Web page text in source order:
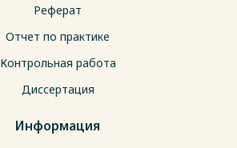
Реферат
Отчет по практике
Контрольная работа
Диссертация
Информация